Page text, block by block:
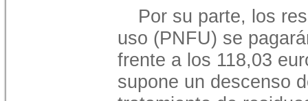
Por su parte, los
uso (PNFU) se
frente a los 118,03
supone un descenso